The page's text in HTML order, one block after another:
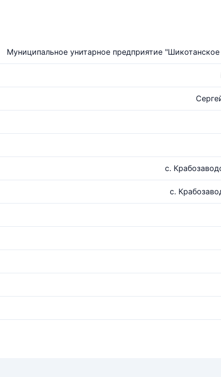
Муниципальное унитарное предприятие
с.
с.